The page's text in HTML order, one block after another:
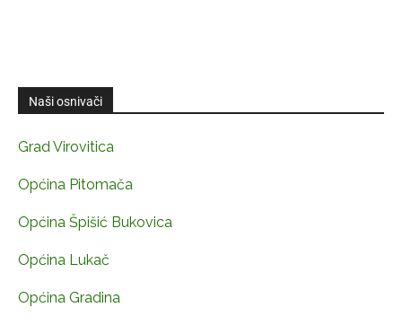
Naši osnivači
Grad Virovitica
Općina Pitomača
Općina Špišić Bukovica
Općina Lukač
Općina Gradina